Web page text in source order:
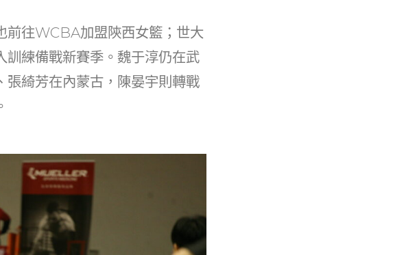
前往WCBA加盟陝西女籃；世大
訓練備戰新賽季。魏于淳仍在武
張綺芳在內蒙古，陳晏宇則轉戰